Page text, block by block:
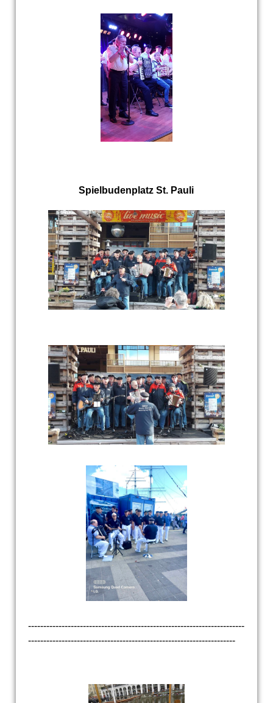
Spielbudenplatz St. Pauli
-----------------------------------------------------------------------
--------------------------------------------------------------------